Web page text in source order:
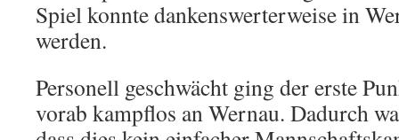
Spiel konnte dankenswerterweise in
werden.
Personell geschwächt ging der erste
vorab kampflos an Wernau. Dadurch